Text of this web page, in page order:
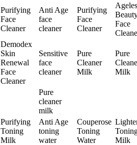
Purifying
Face
Cleaner
Anti Age
face
cleaner
Purifying
Face
Cleaner
Face
Demodex
Skin
Renewal
Face
Cleaner
Sensitive
face
cleaner
Pure
Cleaner
Milk
Pure
Milk
Pure
cleaner
milk
Purifying
Toning
Milk
Anti Age
toning
water
Couperose
Toning
Water
Milk